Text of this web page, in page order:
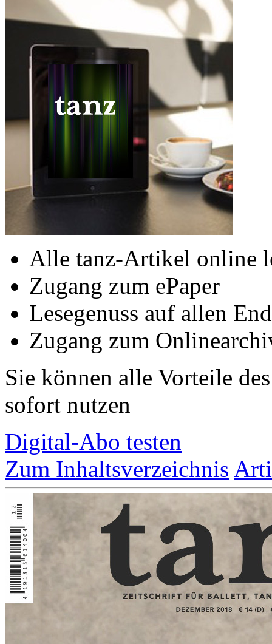
Alle tanz-Artikel online
Zugang zum ePaper
Lesegenuss auf allen
Zugang zum
Sie können alle Vorteile
sofort nutzen
Digital-Abo testen
Zum Inhaltsverzeichnis